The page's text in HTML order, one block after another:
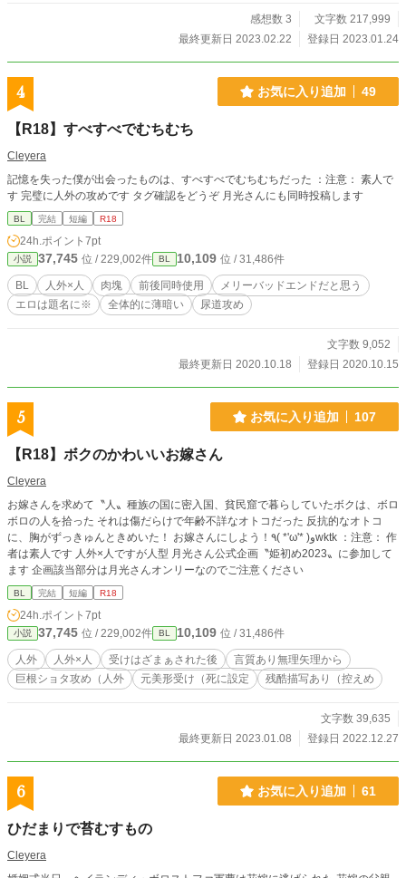
感想数 3
文字数 217,999
最終更新日 2023.02.22
登録日 2023.01.24
4 お気に入り追加 49
【R18】すべすべでむちむち
Cleyera
記憶を失った僕が出会ったものは、すべすべでむちむちだった ：注意： 素人で
す 完璧に人外の攻めです タグ確認をどうぞ 月光さんにも同時投稿します
BL 完結 短編 R18
24h.ポイント 7pt
小説 37,745 位 / 229,002件 BL 10,109 位 / 31,486件
BL 人外×人 肉塊 前後同時使用
メリーバッドエンドだと思う
エロは題名に※
全体的に薄暗い 尿道攻め
文字数 9,052
最終更新日 2020.10.18
登録日 2020.10.15
5 お気に入り追加 107
【R18】ボクのかわいいお嫁さん
Cleyera
お嫁さんを求めて〝人〟種族の国に密入国、貧民窟で暮らしていたボクは、ボロ
ボロの人を拾った それは傷だらけで年齢不詳なオトコだった 反抗的なオトコ
に、胸がずっきゅんときめいた！ お嫁さんにしよう！٩( *'ω'* )وwktk ：注意： 作
者は素人です 人外×人ですが人型 月光さん公式企画〝姫初め2023〟に参加して
ます 企画該当部分は月光さんオンリーなのでご注意ください
BL 完結 短編 R18
24h.ポイント 7pt
小説 37,745 位 / 229,002件 BL 10,109 位 / 31,486件
人外 人外×人 受けはざまぁされた後
言質あり無理矢理から
巨根ショタ攻め（人外
元美形受け（死に設定 残酷描写あり（控えめ
文字数 39,635
最終更新日 2023.01.08
登録日 2022.12.27
6 お気に入り追加 61
ひだまりで苔むすもの
Cleyera